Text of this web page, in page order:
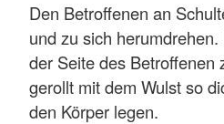
Den Betroffenen an
und zu sich
der Seite des Betroffenen
gerollt mit dem Wulst so
den Körper legen.